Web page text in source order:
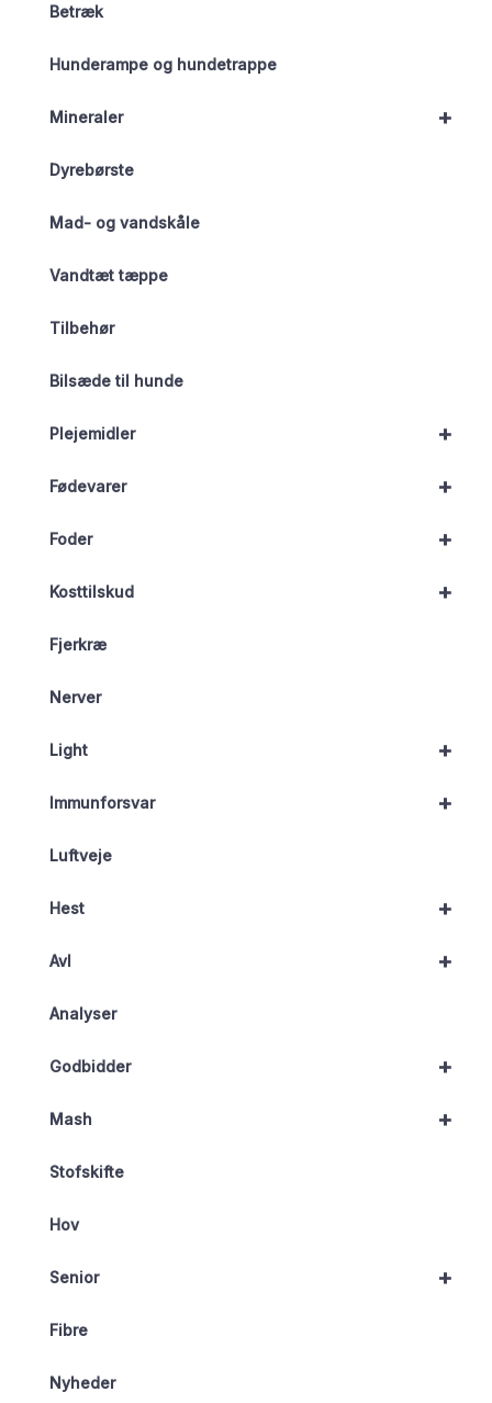
Betræk
Hunderampe og hundetrappe
+
Mineraler
Dyrebørste
Mad- og vandskåle
Vandtæt tæppe
Tilbehør
Bilsæde til hunde
+
Plejemidler
+
Fødevarer
+
Foder
+
Kosttilskud
Fjerkræ
Nerver
+
Light
+
Immunforsvar
Luftveje
+
Hest
+
Avl
Analyser
+
Godbidder
+
Mash
Stofskifte
Hov
+
Senior
Fibre
Nyheder